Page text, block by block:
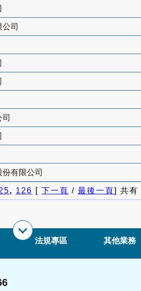
司
有限公司
, 126 [ 下一頁 / 最後一頁] 共有
法規專區 其他業務